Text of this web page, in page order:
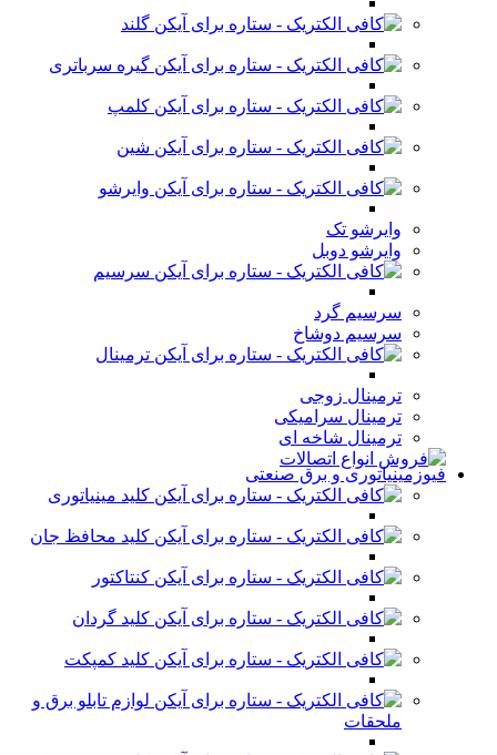
گلند
گیره سرباتری
کلمپ
شین
وایرشو
وایرشو تک
وایرشو دوبل
سرسیم
سرسیم گرد
سرسیم دوشاخ
ترمینال
ترمینال زوجی
ترمینال سرامیکی
ترمینال شاخه ای
فیوزمینیاتوری و برق صنعتی
کلید مینیاتوری
کلید محافظ جان
کنتاکتور
کلید گردان
کلید کمپکت
لوازم تابلو برق و
ملحقات